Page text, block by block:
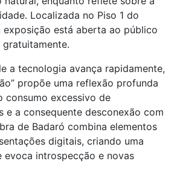
Localizada no Piso 1 do
exposição está aberta ao público
a tecnologia avança rapidamente,
propõe uma reflexão profunda
consumo excessivo de
e a consequente desconexão com
de Badaró combina elementos
digitais, criando uma
evoca introspecção e novas